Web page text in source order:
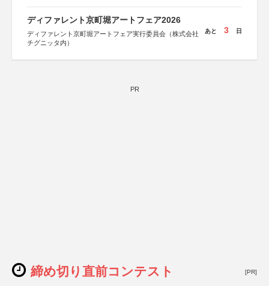
ディファレント京町堀アートフェア2026
ディファレント京町堀アートフェア実行委員会（株式会社
チグニッタ内）
あと 3 日
PR
締め切り直前コンテスト [PR]